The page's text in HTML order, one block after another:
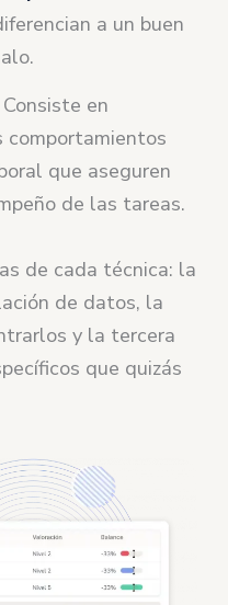
a un buen
Consiste en
que aseguren
de las tareas.
de cada técnica: la
de datos, la
y la tercera
que quizás